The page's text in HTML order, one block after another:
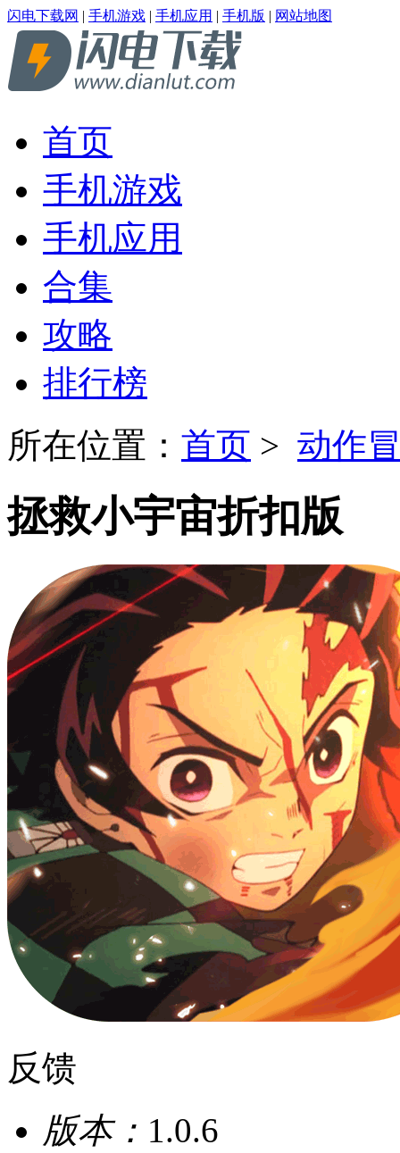
闪电下载网 | 手机游戏 | 手机应用 | 手机版 | 网站地图
首页
手机游戏
手机应用
合集
攻略
排行榜
所在位置： 首页 > 动作
拯救小宇宙折扣版
反馈
版本： 1.0.6